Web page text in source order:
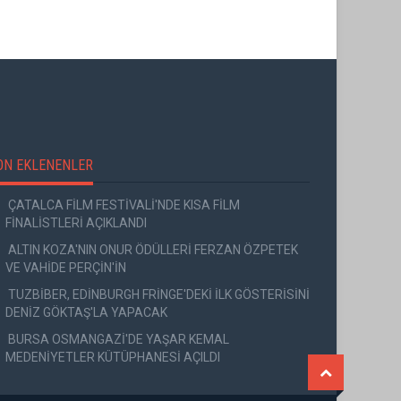
EKLENENLER
ÇATALCA FİLM FESTİVALİ'NDE KISA FİLM
FİNALİSTLERİ AÇIKLANDI
ALTIN KOZA'NIN ONUR ÖDÜLLERİ FERZAN ÖZPETEK
VE VAHİDE PERÇİN'İN
TUZBİBER, EDİNBURGH FRİNGE'DEKİ İLK GÖSTERİSİNİ
DENİZ GÖKTAŞ'LA YAPACAK
BURSA OSMANGAZİ'DE YAŞAR KEMAL
MEDENİYETLER KÜTÜPHANESİ AÇILDI